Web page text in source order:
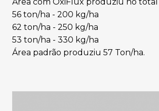
56 ton/ha - 200 kg/ha
62 ton/ha - 250 kg/ha
53 ton/ha - 330 kg/ha
Área padrão produziu 57 Ton/ha.